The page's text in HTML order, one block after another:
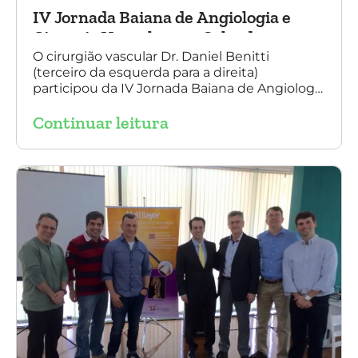
IV Jornada Baiana de Angiologia e
Cirurgia Vascular, em Salvador
O cirurgião vascular Dr. Daniel Benitti
(terceiro da esquerda para a direita)
participou da IV Jornada Baiana de Angiologia
29 de outubro. Na foto também está
SBACV (Sociedade Brasileira de Angiologia e
de Cirurgia Vascular) Bahia.
Continuar leitura